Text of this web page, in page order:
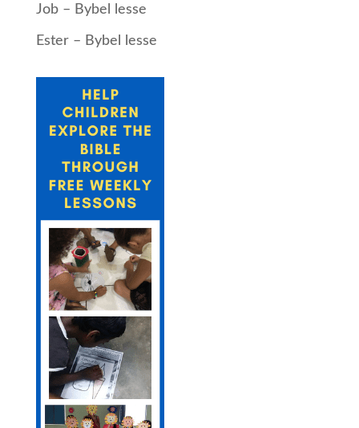
Job – Bybel lesse
Ester – Bybel lesse